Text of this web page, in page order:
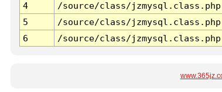
4
/source/class/jzmysql.class.php
5
/source/class/jzmysql.class.php
6
/source/class/jzmysql.class.php